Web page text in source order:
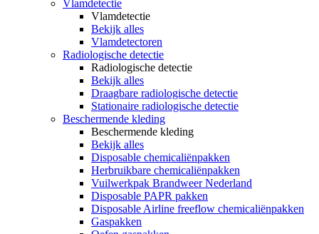
Vlamdetectie
Vlamdetectie
Bekijk alles
Vlamdetectoren
Radiologische detectie
Radiologische detectie
Bekijk alles
Draagbare radiologische detectie
Stationaire radiologische detectie
Beschermende kleding
Beschermende kleding
Bekijk alles
Disposable chemicaliënpakken
Herbruikbare chemicaliënpakken
Vuilwerkpak Brandweer Nederland
Disposable PAPR pakken
Disposable Airline freeflow chemicaliënpakken
Gaspakken